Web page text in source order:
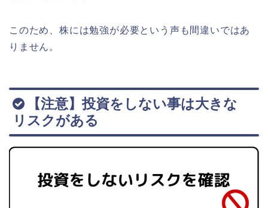
このため、株には勉強が必要という声も間違いではあ
りません。
【注意】投資をしない事は大きな
リスクがある